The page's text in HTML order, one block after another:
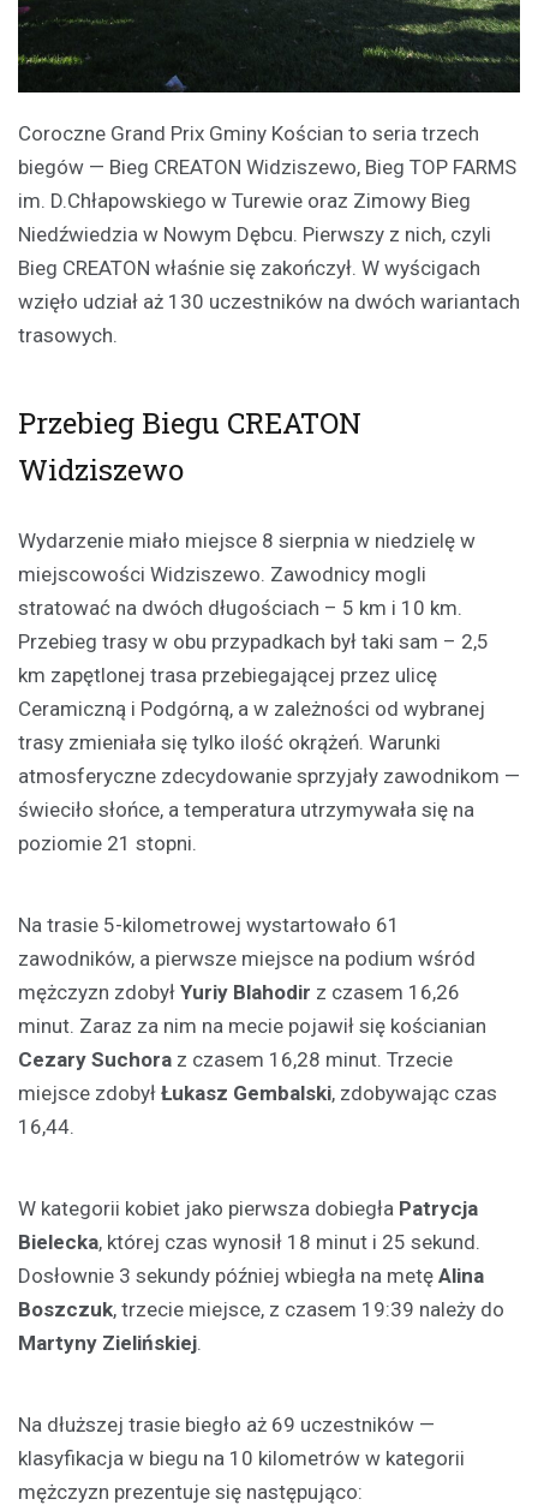
Coroczne Grand Prix Gminy Kościan to seria trzech
biegów — Bieg CREATON Widziszewo, Bieg TOP FARMS
im. D.Chłapowskiego w Turewie oraz Zimowy Bieg
Niedźwiedzia w Nowym Dębcu. Pierwszy z nich, czyli
Bieg CREATON właśnie się zakończył. W wyścigach
wzięło udział aż 130 uczestników na dwóch wariantach
trasowych.
Przebieg Biegu CREATON
Widziszewo
Wydarzenie miało miejsce 8 sierpnia w niedzielę w
miejscowości Widziszewo. Zawodnicy mogli
stratować na dwóch długościach – 5 km i 10 km.
Przebieg trasy w obu przypadkach był taki sam – 2,5
km zapętlonej trasa przebiegającej przez ulicę
Ceramiczną i Podgórną, a w zależności od wybranej
trasy zmieniała się tylko ilość okrążeń. Warunki
atmosferyczne zdecydowanie sprzyjały zawodnikom —
świeciło słońce, a temperatura utrzymywała się na
poziomie 21 stopni.
Na trasie 5-kilometrowej wystartowało 61
zawodników, a pierwsze miejsce na podium wśród
mężczyzn zdobył Yuriy Blahodir z czasem 16,26
minut. Zaraz za nim na mecie pojawił się kościanian
Cezary Suchora z czasem 16,28 minut. Trzecie
miejsce zdobył Łukasz Gembalski, zdobywając czas
16,44.
W kategorii kobiet jako pierwsza dobiegła Patrycja
Bielecka, której czas wynosił 18 minut i 25 sekund.
Dosłownie 3 sekundy później wbiegła na metę Alina
Boszczuk, trzecie miejsce, z czasem 19:39 należy do
Martyny Zielińskiej.
Na dłuższej trasie biegło aż 69 uczestników —
klasyfikacja w biegu na 10 kilometrów w kategorii
mężczyzn prezentuje się następująco: